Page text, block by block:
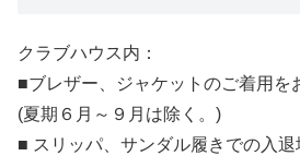
クラブハウス内：
■ブレザー、ジャケットのご着用を
(夏期６月～９月は除く。)
■ スリッパ、サンダル履きでの入退